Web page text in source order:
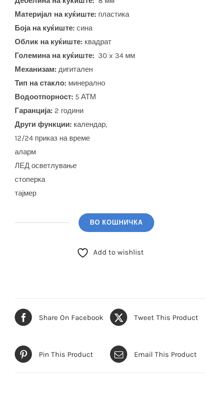
Материјал на куќиште: пластика
Боја на куќиште: сина
Облик на куќиште: квадрат
Големина на куќиште: 30 x 34 мм
Механизам: дигитален
Тип на стакло: минерално
Водоотпорност: 5 АТМ
Гаранција: 2 години
Други функции: календар,
12/24 приказ на време
аларм
ЛЕД осветлување
стоперка
тајмер
ВО КОШНИЧКА
Add to wishlist
Share On Facebook Tweet This Product
Pin This Product Email This Product